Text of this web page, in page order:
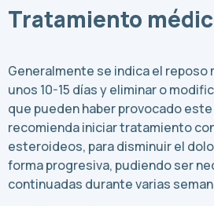
Tratamiento
Generalmente se indica el
unos 10-15 días y eliminar o
que pueden haber provocado este
recomienda iniciar tratamiento
esteroideos, para disminuir el
forma progresiva, pudiendo ser
continuadas durante varias